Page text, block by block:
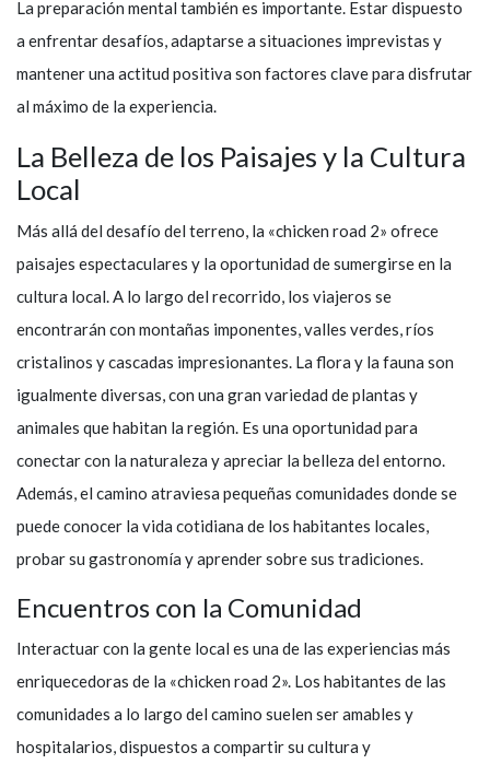
La preparación mental también es importante. Estar dispuesto
a enfrentar desafíos, adaptarse a situaciones imprevistas y
mantener una actitud positiva son factores clave para disfrutar
al máximo de la experiencia.
La Belleza de los Paisajes y la Cultura
Local
Más allá del desafío del terreno, la «chicken road 2» ofrece
paisajes espectaculares y la oportunidad de sumergirse en la
cultura local. A lo largo del recorrido, los viajeros se
encontrarán con montañas imponentes, valles verdes, ríos
cristalinos y cascadas impresionantes. La flora y la fauna son
igualmente diversas, con una gran variedad de plantas y
animales que habitan la región. Es una oportunidad para
conectar con la naturaleza y apreciar la belleza del entorno.
Además, el camino atraviesa pequeñas comunidades donde se
puede conocer la vida cotidiana de los habitantes locales,
probar su gastronomía y aprender sobre sus tradiciones.
Encuentros con la Comunidad
Interactuar con la gente local es una de las experiencias más
enriquecedoras de la «chicken road 2». Los habitantes de las
comunidades a lo largo del camino suelen ser amables y
hospitalarios, dispuestos a compartir su cultura y